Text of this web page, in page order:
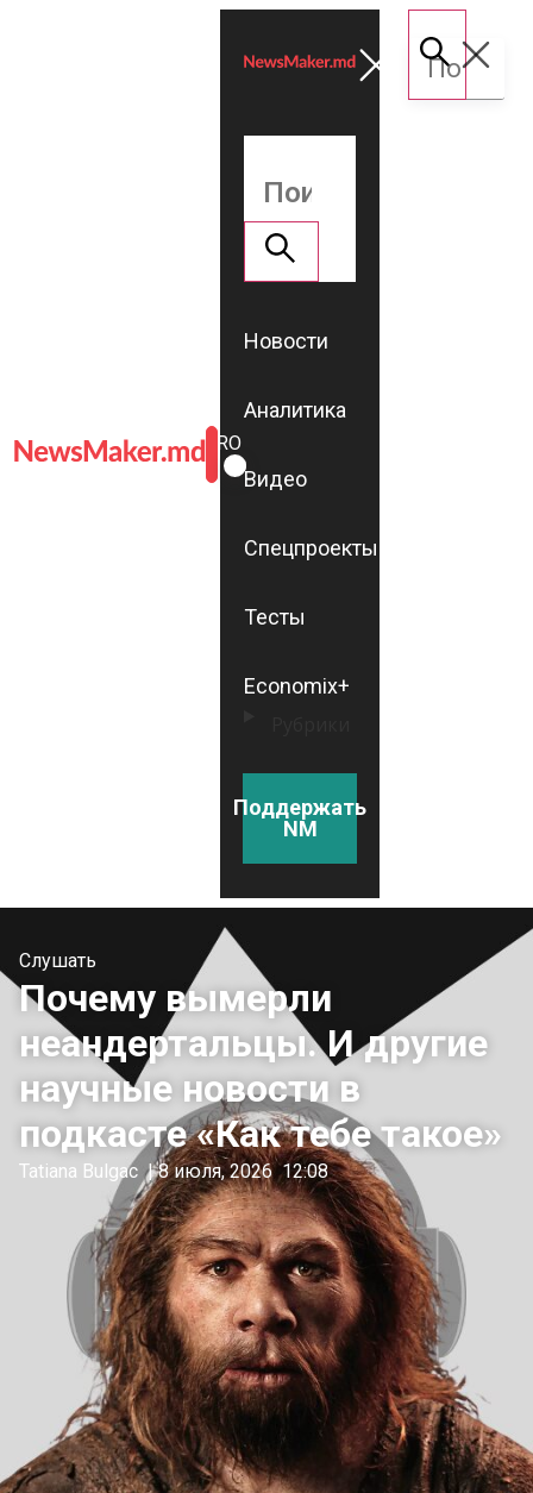
ROMÂNĂ
RU
Новости
Аналитика
Видео
Спецпроекты
Тесты
Economix+
Поддержать
NM
Слушать
Почему вымерли
неандертальцы. И другие
научные новости в
подкасте «Как тебе такое»
Tatiana Bulgac | 8 июля, 2026 12:08